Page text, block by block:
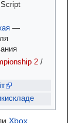
—
2 /
Xbox